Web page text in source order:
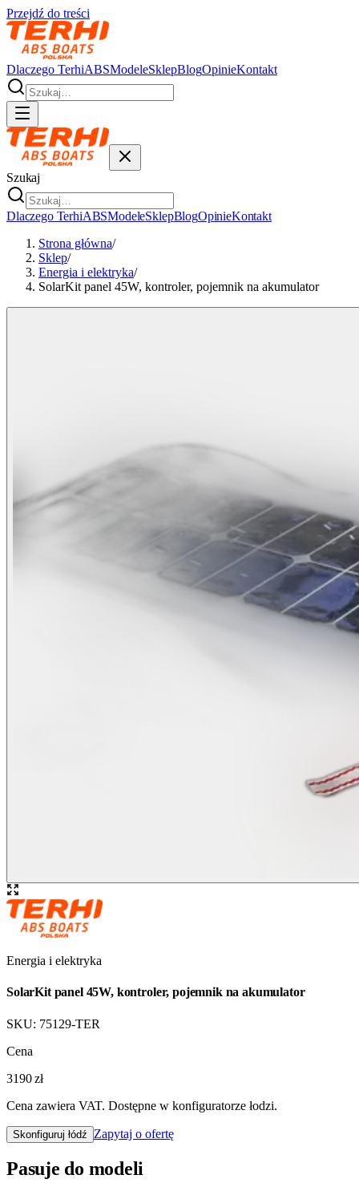
Przejdź do treści
Dlaczego TerhiABSModeleSklepBlogOpinieKontakt
Szukaj
Dlaczego TerhiABSModeleSklepBlogOpinieKontakt
Strona główna/
Sklep/
Energia i elektryka/
SolarKit panel 45W, kontroler, pojemnik na akumulator
Energia i elektryka
SolarKit panel 45W, kontroler, pojemnik na akumulator
SKU: 75129-TER
Cena
3190 zł
Cena zawiera VAT. Dostępne w konfiguratorze łodzi.
Skonfiguruj łódź Zapytaj o ofertę
Pasuje do modeli